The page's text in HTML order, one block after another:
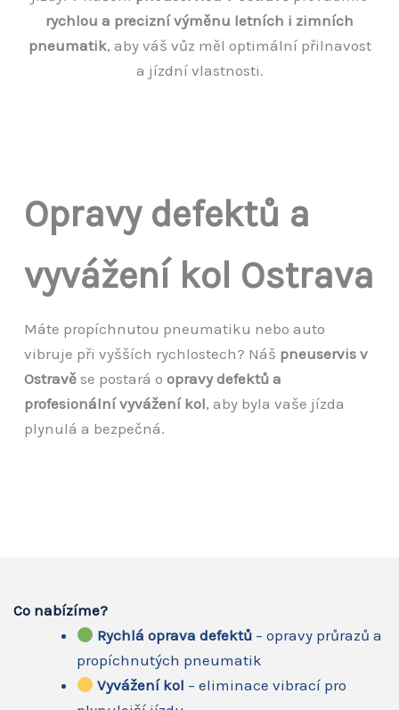
rychlou a precizní výměnu letních i zimních
pneumatik, aby váš vůz měl optimální přilnavost
a jízdní vlastnosti.
Opravy defektů a
vyvážení kol Ostrava
Máte propíchnutou pneumatiku nebo auto
vibruje při vyšších rychlostech? Náš pneuservis v
Ostravě se postará oopravy defektů a
profesionální vyvážení kol, aby byla vaše jízda
plynulá a bezpečná.
Co nabízíme?
Rychlá oprava defektů – opravy průrazů a
propíchnutých pneumatik
Vyvážení kol – eliminace vibrací pro